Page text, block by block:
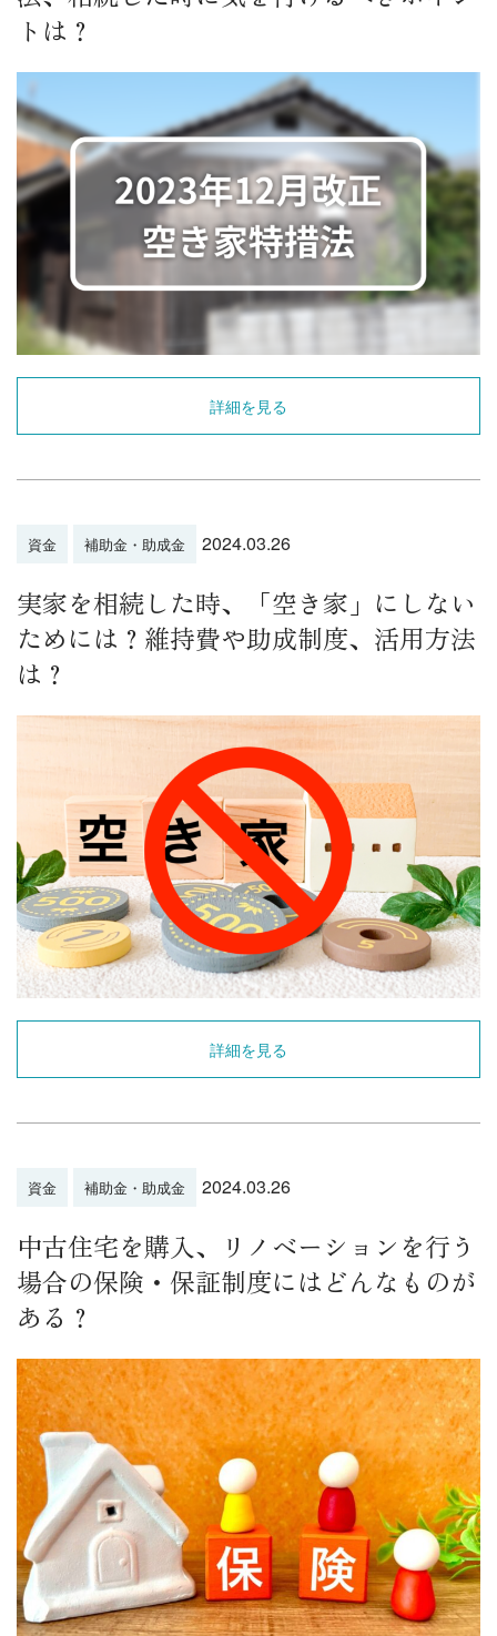
トは？
詳細を見る
資金 補助金・助成金 2024.03.26
実家を相続した時、「空き家」にしない
ためには？維持費や助成制度、活用方法
は？
詳細を見る
資金 補助金・助成金 2024.03.26
中古住宅を購入、リノベーションを行う
場合の保険・保証制度にはどんなものが
ある？